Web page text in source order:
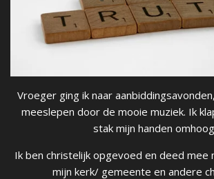
Vroeger ging ik naar
meeslepen door de mooie muziek. Ik
stak mijn handen
Ik ben christelijk opgevoed en deed mee
mijn kerk/ gemeente en andere